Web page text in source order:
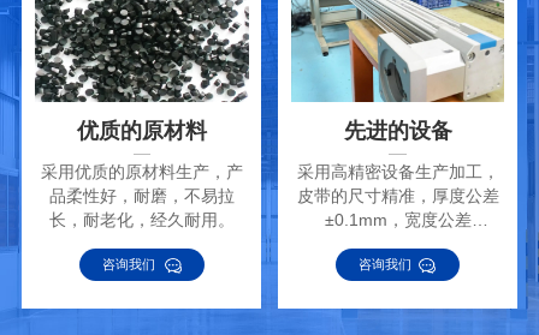
优质的原材料
采用优质的原材料生产，产
品柔性好，耐磨，不易拉
长，耐老化，经久耐用。
咨询我们
先进的设备
采用高精密设备生产加工，
皮带的尺寸精准，厚度公差
±0.1mm，宽度公差
咨询我们